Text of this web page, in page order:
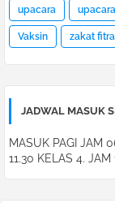
upacara
Vaksin zakat
JADWAL MASUK
MASUK PAGI JAM
11.30 KELAS 4.